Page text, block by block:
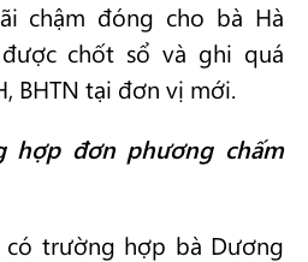
chậm đóng cho bà Hà
chốt sổ và ghi quá
BHTN tại đơn vị mới.
hợp đơn phương chấm
trường hợp bà Dương